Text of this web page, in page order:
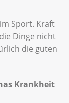
Sport. Kraft
Dinge nicht
die guten
Krankheit